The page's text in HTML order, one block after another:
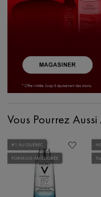
Vous Pourrez Aussi
#1 AU QUÉBEC
FORMULE AMÉLIORÉE